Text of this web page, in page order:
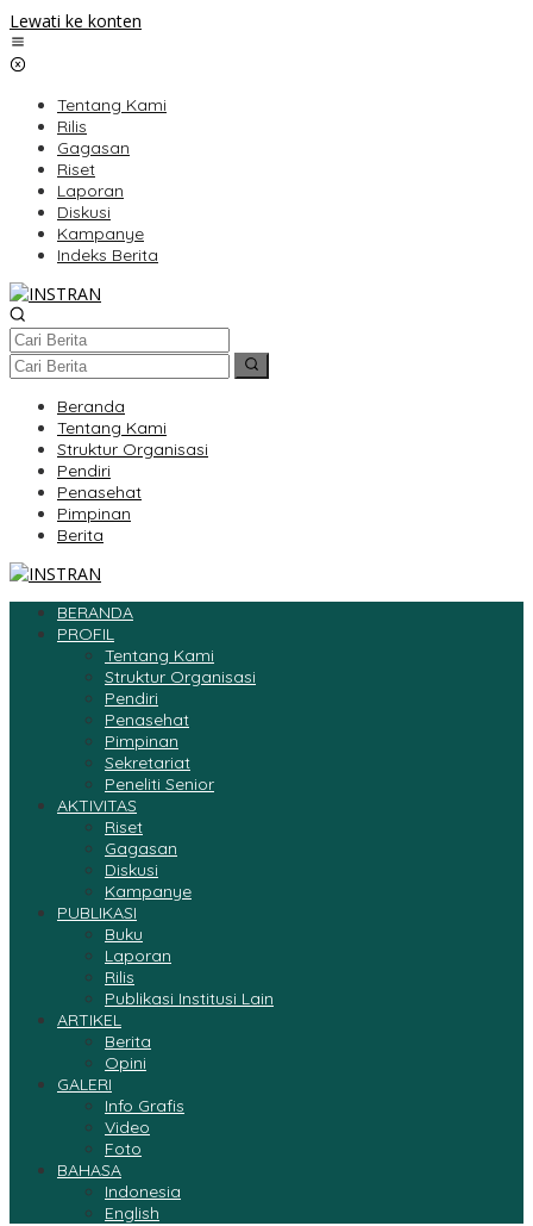
Lewati ke konten
Tentang Kami
Rilis
Gagasan
Riset
Laporan
Diskusi
Kampanye
Indeks Berita
Beranda
Tentang Kami
Struktur Organisasi
Pendiri
Penasehat
Pimpinan
Berita
BERANDA
PROFIL
Tentang Kami
Struktur Organisasi
Pendiri
Penasehat
Pimpinan
Sekretariat
Peneliti Senior
AKTIVITAS
Riset
Gagasan
Diskusi
Kampanye
PUBLIKASI
Buku
Laporan
Rilis
Publikasi Institusi Lain
ARTIKEL
Berita
Opini
GALERI
Info Grafis
Video
Foto
BAHASA
Indonesia
English